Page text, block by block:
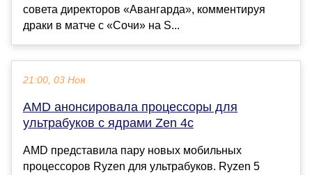
совета директоров «Авангарда», комментируя
драки в матче с «Сочи» на S...
21:00, 03 Ноя
AMD анонсировала процессоры для
ультрабуков с ядрами Zen 4c
AMD представила пару новых мобильных
процессоров Ryzen для ультрабуков. Ryzen 5